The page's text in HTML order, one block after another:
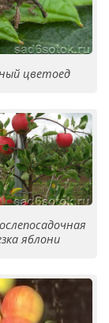
цветоед
яблони